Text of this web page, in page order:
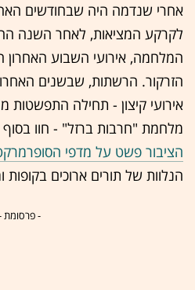
אחרי שנדמה היה שבחודשים
לקרקע המציאות, לאחר השנה
המלחמה, אירועי השבוע האחרון
הזרקור. הרשתות, שבשנים
אירועי קיצון - תחילה התפשטות
מלחמת "חרבות ברזל" - חוו בסוף
הציבור פשט על מדפי
הנלוות של תורים ארוכים בקופות
- פרסומת